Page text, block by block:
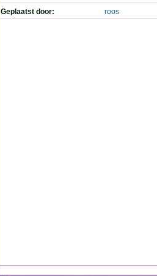
Geplaatst door: roos